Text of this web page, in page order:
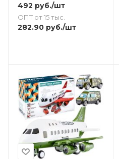
492 руб./шт
ОПТ от 15 тыс.
282.90 руб./шт